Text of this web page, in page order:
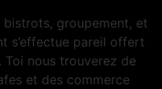
bistrots, groupement, et
s’effectue pareil offert
nous trouverez de
et des commerce